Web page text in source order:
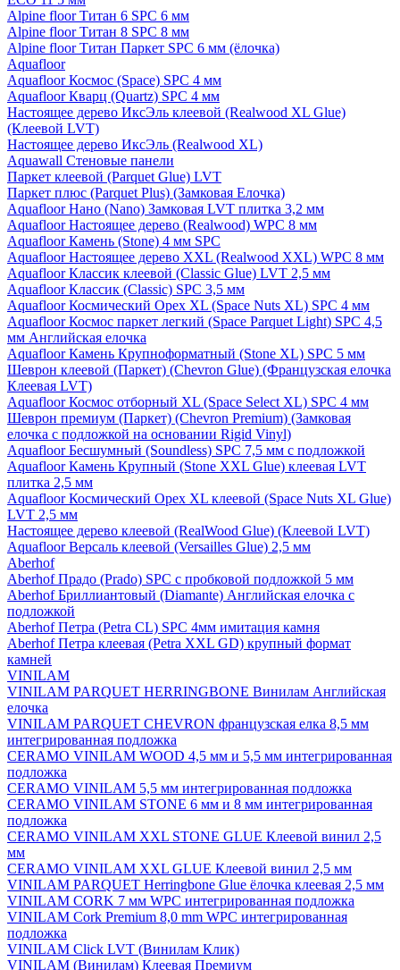
Alpine floor Титан 6 SPC 6 мм
Alpine floor Титан 8 SPC 8 мм
Alpine floor Титан Паркет SPC 6 мм (ёлочка)
Aquafloor
Aquafloor Космос (Space) SPC 4 мм
Aquafloor Кварц (Quartz) SPC 4 мм
Настоящее дерево ИксЭль клеевой (Realwood XL Glue)
(Клеевой LVT)
Настоящее дерево ИксЭль (Realwood XL)
Aquawall Стеновые панели
Паркет клеевой (Parquet Glue) LVT
Паркет плюс (Parquet Plus) (Замковая Елочка)
Aquafloor Нано (Nano) Замковая LVT плитка 3,2 мм
Aquafloor Настоящее дерево (Realwood) WPC 8 мм
Aquafloor Камень (Stone) 4 мм SPC
Aquafloor Настоящее дерево XXL (Realwood XXL) WPC 8 мм
Aquafloor Классик клеевой (Classic Glue) LVT 2,5 мм
Aquafloor Классик (Classic) SPC 3,5 мм
Aquafloor Космический Орех XL (Space Nuts XL) SPC 4 мм
Aquafloor Космос паркет легкий (Space Parquet Light) SPC 4,5
мм Английская елочка
Aquafloor Камень Крупноформатный (Stone XL) SPC 5 мм
Шеврон клеевой (Паркет) (Chevron Glue) (Французская елочка
Клеевая LVT)
Aquafloor Космос отборный XL (Space Select XL) SPC 4 мм
Шеврон премиум (Паркет) (Chevron Premium) (Замковая
елочка с подложкой на основании Rigid Vinyl)
Aquafloor Бесшумный (Soundless) SPC 7,5 мм с подложкой
Aquafloor Камень Крупный (Stone XXL Glue) клеевая LVT
плитка 2,5 мм
Aquafloor Космический Орех XL клеевой (Space Nuts XL Glue)
LVT 2,5 мм
Настоящее дерево клеевой (RealWood Glue) (Клеевой LVT)
Aquafloor Версаль клеевой (Versailles Glue) 2,5 мм
Aberhof
Aberhof Прадо (Prado) SPC с пробковой подложкой 5 мм
Aberhof Бриллиантовый (Diamante) Английская елочка с
подложкой
Aberhof Петра (Petra CL) SPC 4мм имитация камня
Aberhof Петра клеевая (Petra XXL GD) крупный формат
камней
VINILAM
VINILAM PARQUET HERRINGBONE Винилам Английская
елочка
VINILAM PARQUET CHEVRON французская елка 8,5 мм
интегрированная подложка
CERAMO VINILAM WOOD 4,5 мм и 5,5 мм интегрированная
подложка
CERAMO VINILAM 5,5 мм интегрированная подложка
CERAMO VINILAM STONE 6 мм и 8 мм интегрированная
подложка
CERAMO VINILAM XXL STONE GLUE Клеевой винил 2,5
мм
CERAMO VINILAM XXL GLUE Клеевой винил 2,5 мм
VINILAM PARQUET Herringbone Glue ёлочка клеевая 2,5 мм
VINILAM CORK 7 мм WPC интегрированная подложка
VINILAM Cork Premium 8,0 mm WPC интегрированная
подложка
VINILAM Click LVT (Винилам Клик)
VINILAM (Винилам) Клеевая Премиум